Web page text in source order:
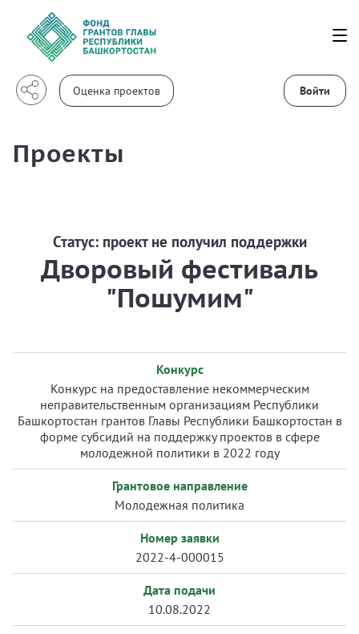
Войти
Проекты
Статус: проект не получил поддержки
Дворовый фестиваль
"Пошумим"
Конкурс
Конкурс на предоставление некоммерческим
неправительственным организациям Республики
Башкортостан грантов Главы Республики Башкортостан в
форме субсидий на поддержку проектов в сфере
молодежной политики в 2022 году
Грантовое направление
Молодежная политика
Номер заявки
2022-4-000015
Дата подачи
10.08.2022